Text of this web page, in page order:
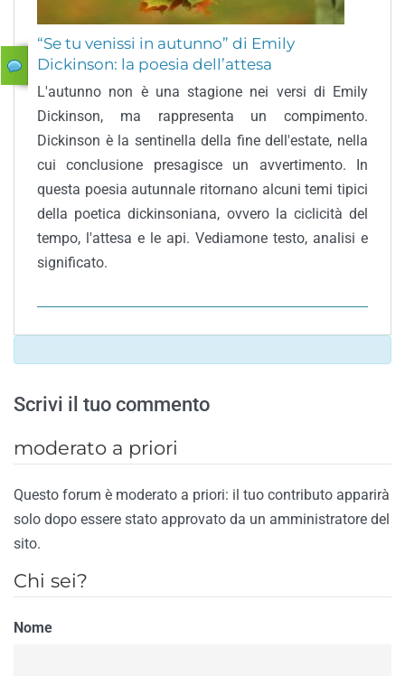
“Se tu venissi in autunno” di Emily
Dickinson: la poesia dell’attesa
L'autunno non è una stagione nei versi di Emily
Dickinson, ma rappresenta un compimento.
Dickinson è la sentinella della fine dell'estate, nella
cui conclusione presagisce un avvertimento. In
questa poesia autunnale ritornano alcuni temi tipici
della poetica dickinsoniana, ovvero la ciclicità del
tempo, l'attesa e le api. Vediamone testo, analisi e
significato.
Scrivi il tuo commento
moderato a priori
Questo forum è moderato a priori: il tuo contributo apparirà
solo dopo essere stato approvato da un amministratore del
sito.
Chi sei?
Nome